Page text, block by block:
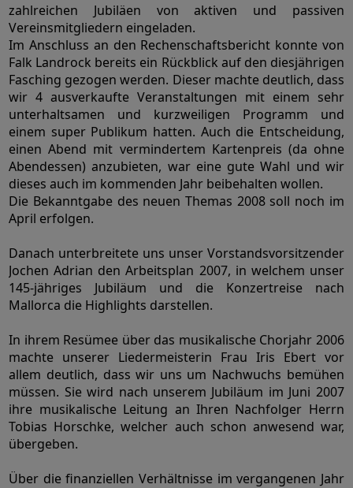
zahlreichen Jubiläen von aktiven und passiven
Vereinsmitgliedern eingeladen.
Im Anschluss an den Rechenschaftsbericht konnte von
Falk Landrock bereits ein Rückblick auf den diesjährigen
Fasching gezogen werden. Dieser machte deutlich, dass
wir 4 ausverkaufte Veranstaltungen mit einem sehr
unterhaltsamen und kurzweiligen Programm und
einem super Publikum hatten. Auch die Entscheidung,
einen Abend mit vermindertem Kartenpreis (da ohne
Abendessen) anzubieten, war eine gute Wahl und wir
dieses auch im kommenden Jahr beibehalten wollen.
Die Bekanntgabe des neuen Themas 2008 soll noch im
April erfolgen.
Danach unterbreitete uns unser Vorstandsvorsitzender
Jochen Adrian den Arbeitsplan 2007, in welchem unser
145-jähriges Jubiläum und die Konzertreise nach
Mallorca die Highlights darstellen.
In ihrem Resümee über das musikalische Chorjahr 2006
machte unserer Liedermeisterin Frau Iris Ebert vor
allem deutlich, dass wir uns um Nachwuchs bemühen
müssen. Sie wird nach unserem Jubiläum im Juni 2007
ihre musikalische Leitung an Ihren Nachfolger Herrn
Tobias Horschke, welcher auch schon anwesend war,
übergeben.
Über die finanziellen Verhältnisse im vergangenen Jahr